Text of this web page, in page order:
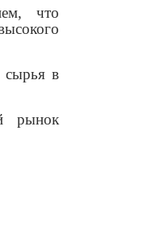
что
сырья в
рынок